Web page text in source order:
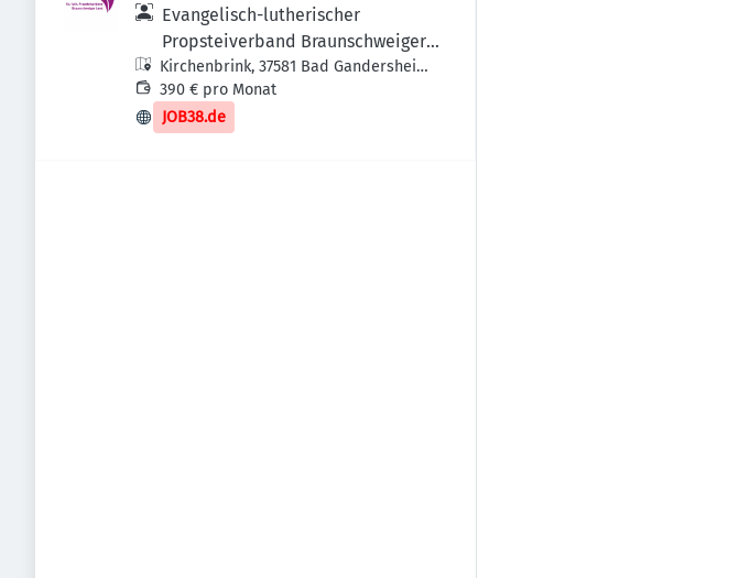
Evangelisch-lutherischer
Propsteiverband Braunschweiger
Land
Kirchenbrink, 37581 Bad Gandersheim-
Harriehausen, Deutschland
390 € pro Monat
JOB38.de